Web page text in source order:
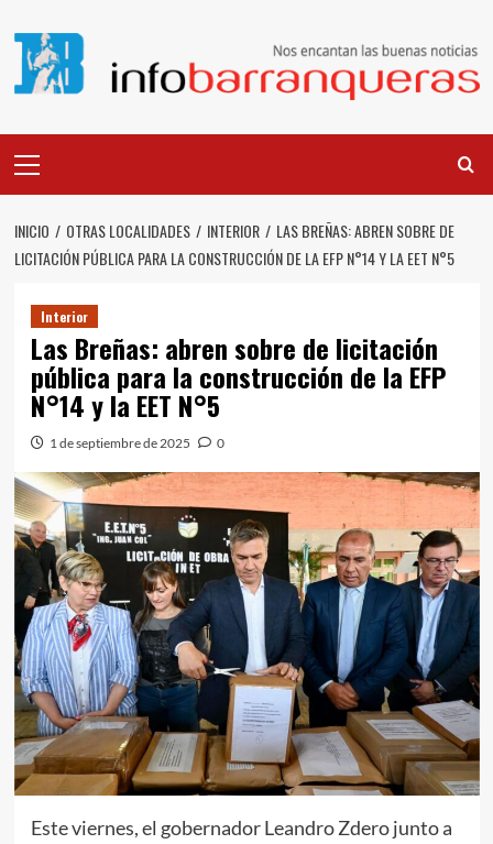
contenido
principal
INICIO OTRAS LOCALIDADES INTERIOR
LAS BREÑAS: ABREN SOBRE DE
LICITACIÓN PÚBLICA PARA LA CONSTRUCCIÓN DE LA EFP N°14 Y LA EET N°5
Interior
Las Breñas: abren sobre de licitación
pública para la construcción de la EFP
N°14 y la EET N°5
1 de septiembre de 2025 0
Este viernes, el gobernador Leandro Zdero junto a